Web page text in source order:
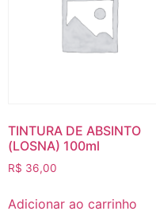
TINTURA DE ABSINTO
(LOSNA) 100ml
R$ 36,00
Adicionar ao carrinho